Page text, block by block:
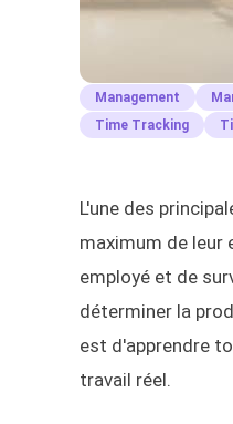
Management
Time Tracking
L'une des
maximum de leur
employé et de
déterminer la
est d'apprendre
travail réel.